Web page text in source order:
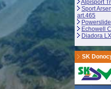
Alpisport
Sport
art.465
Echowell
Diadora
SK